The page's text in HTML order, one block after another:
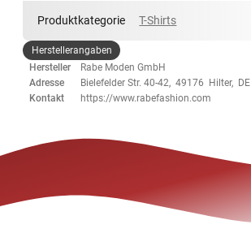
Produktkategorie T-Shirts
Herstellerangaben
Hersteller
Rabe Moden GmbH
Adresse
Bielefelder Str. 40-42, 49176 Hilter, DE
Kontakt
https://www.rabefashion.com